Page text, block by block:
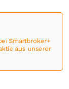
Smartbroker+
aus unserer